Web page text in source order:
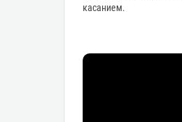
касанием.